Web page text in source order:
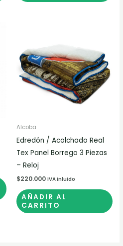
tiene
múltiples
variantes.
pueden
elegir
página
de
producto
Alcoba
Edredón / Acolchado Real
Tex Panel Borrego 3 Piezas
– Reloj
$220.000 IVA inluido
AÑADIR AL
CARRITO